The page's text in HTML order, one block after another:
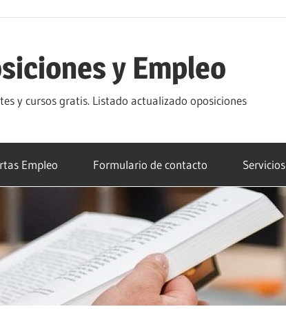
y Empleo
y cursos gratis. Listado actualizado oposiciones
Empleo Formulario de contacto Servicios